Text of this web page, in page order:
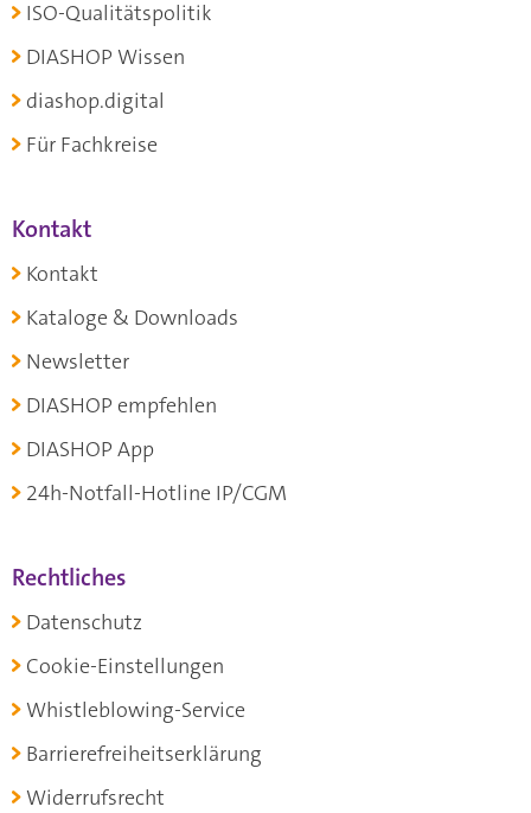
ISO-Qualitätspolitik
DIASHOP Wissen
diashop.digital
Für Fachkreise
Kontakt
Kontakt
Kataloge & Downloads
Newsletter
DIASHOP empfehlen
DIASHOP App
24h-Notfall-Hotline IP/CGM
Rechtliches
Datenschutz
Cookie-Einstellungen
Whistleblowing-Service
Barrierefreiheitserklärung
Widerrufsrecht